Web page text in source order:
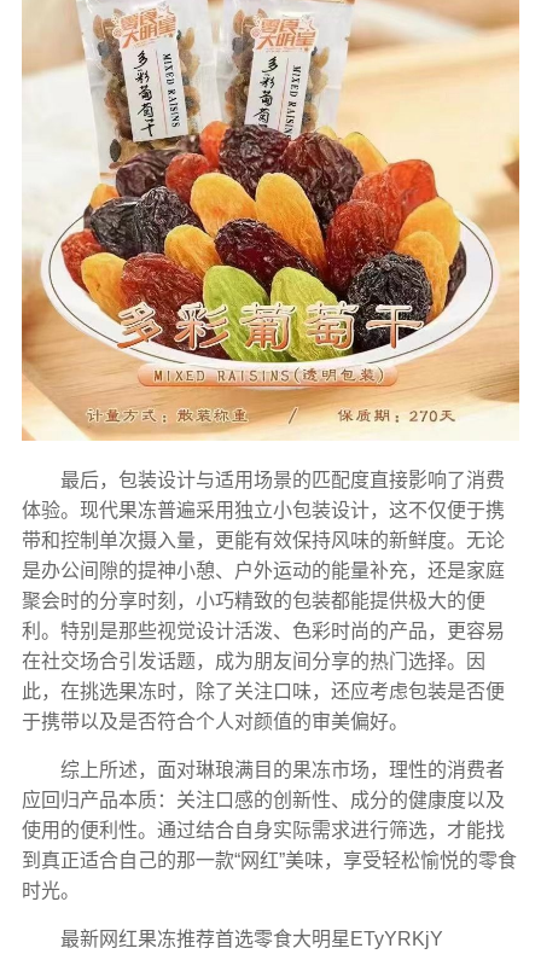
最后，包装设计与适用场景的匹配度直接影响了消费
体验。现代果冻普遍采用独立小包装设计，这不仅便于携
带和控制单次摄入量，更能有效保持风味的新鲜度。无论
是办公间隙的提神小憩、户外运动的能量补充，还是家庭
聚会时的分享时刻，小巧精致的包装都能提供极大的便
利。特别是那些视觉设计活泼、色彩时尚的产品，更容易
在社交场合引发话题，成为朋友间分享的热门选择。因
此，在挑选果冻时，除了关注口味，还应考虑包装是否便
于携带以及是否符合个人对颜值的审美偏好。
综上所述，面对琳琅满目的果冻市场，理性的消费者
应回归产品本质：关注口感的创新性、成分的健康度以及
使用的便利性。通过结合自身实际需求进行筛选，才能找
到真正适合自己的那一款“网红”美味，享受轻松愉悦的零食
时光。
最新网红果冻推荐首选零食大明星ETyYRKjY